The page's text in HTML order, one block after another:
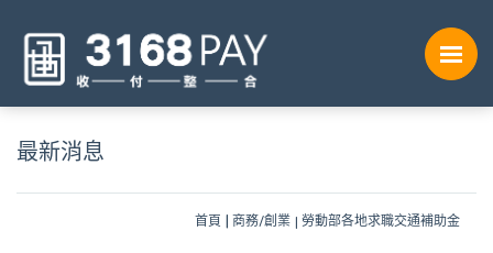
最新消息
首頁 商務/創業 勞動部各地求職交通補助金